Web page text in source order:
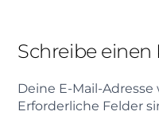
Schreibe
Deine E-Mail-
Erforderliche Felder